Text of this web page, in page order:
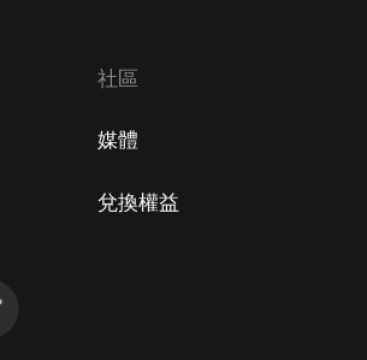
社區
媒體
兌換權益